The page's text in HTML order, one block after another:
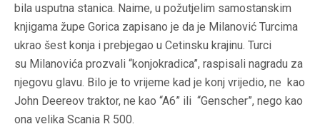
bila usputna stanica. Naime, u požutjelim samostanskim
knjigama župe Gorica zapisano je da je Milanović Turcima
ukrao šest konja i prebjegao u Cetinsku krajinu. Turci
su Milanovića prozvali “konjokradica”, raspisali nagradu za
njegovu glavu. Bilo je to vrijeme kad je konj vrijedio, ne kao
John Deereov traktor, ne kao “A6” ili “Genscher”, nego kao
ona velika Scania R 500.